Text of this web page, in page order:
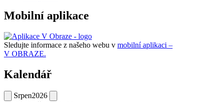
Mobilní aplikace
Sledujte informace z našeho webu v mobilní aplikaci –
V OBRAZE.
Kalendář
Srpen2026